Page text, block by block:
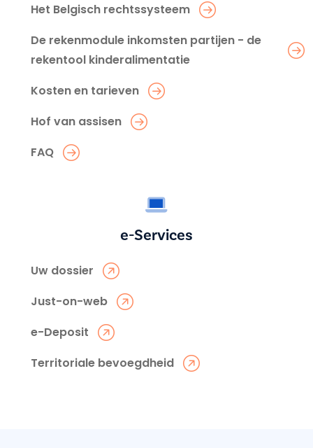
Het Belgisch rechtssysteem
De rekenmodule inkomsten partijen - de
rekentool kinderalimentatie
Kosten en tarieven
Hof van assisen
FAQ
e-Services
Uw dossier
Just-on-web
e-Deposit
Territoriale bevoegdheid